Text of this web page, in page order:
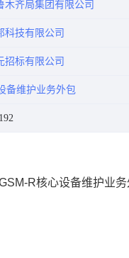
木齐局集团有限公司
科技有限公司
招标有限公司
备维护业务外包
R核心设备维护业